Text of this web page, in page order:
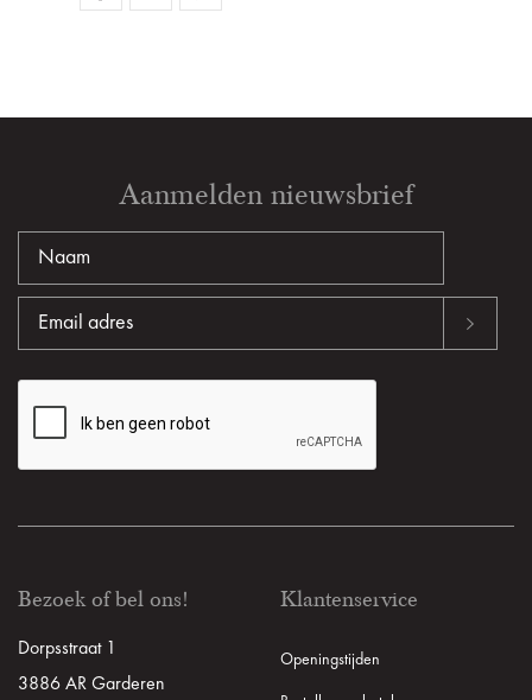
Aanmelden nieuwsbrief
Bezoek of bel ons!
Dorpsstraat 1
3886 AR Garderen
Klantenservice
Openingstijden